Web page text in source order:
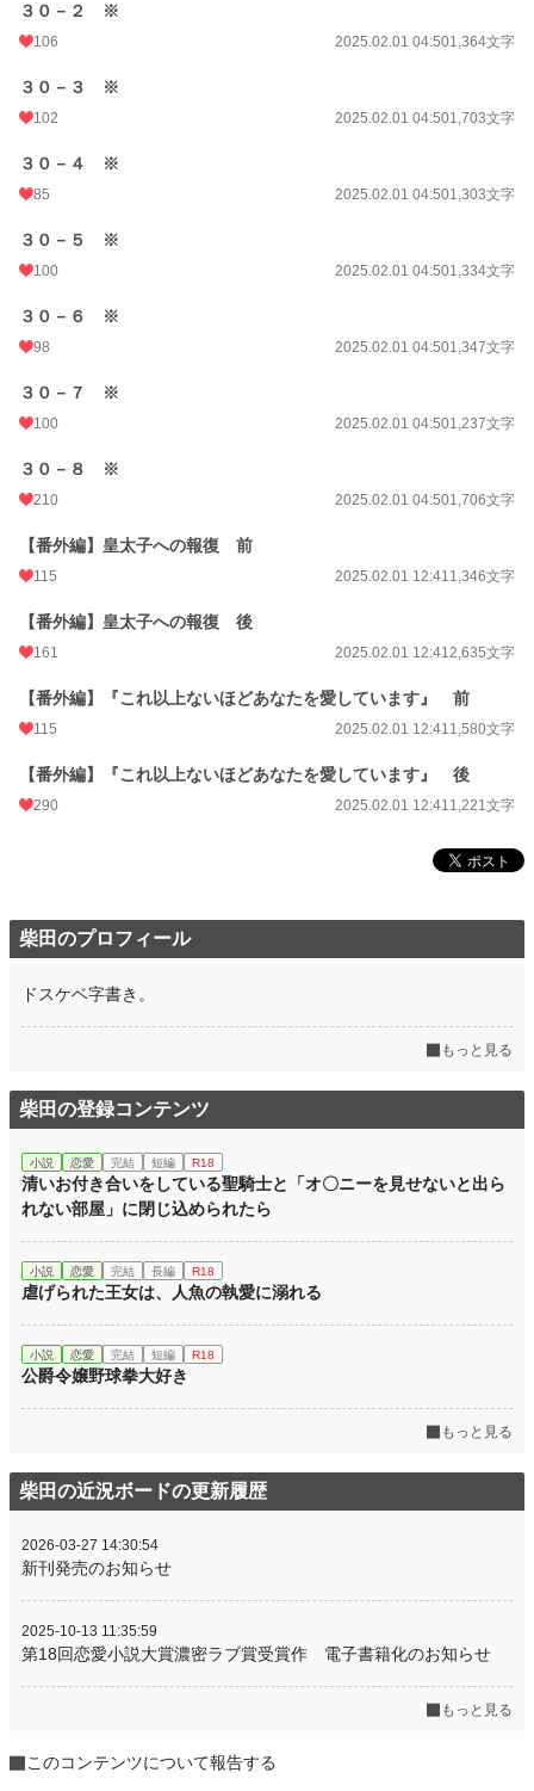
３０－２ ※
106 2025.02.01 04:501,364文字
３０－３ ※
102 2025.02.01 04:501,703文字
３０－４ ※
85 2025.02.01 04:501,303文字
３０－５ ※
100 2025.02.01 04:501,334文字
３０－６ ※
98 2025.02.01 04:501,347文字
３０－７ ※
100 2025.02.01 04:501,237文字
３０－８ ※
210 2025.02.01 04:501,706文字
【番外編】皇太子への報復 前
115 2025.02.01 12:411,346文字
【番外編】皇太子への報復 後
161 2025.02.01 12:412,635文字
【番外編】『これ以上ないほどあなたを愛しています』 前
115 2025.02.01 12:411,580文字
【番外編】『これ以上ないほどあなたを愛しています』 後
290 2025.02.01 12:411,221文字
柴田のプロフィール
ドスケベ字書き。
もっと見る
柴田の登録コンテンツ
小説 恋愛 完結 短編 R18
清いお付き合いをしている聖騎士と「オ〇ニーを見せないと出ら
れない部屋」に閉じ込められたら
小説 恋愛 完結 長編 R18
虐げられた王女は、人魚の執愛に溺れる
小説 恋愛 完結 短編 R18
公爵令嬢野球拳大好き
もっと見る
柴田の近況ボードの更新履歴
2026-03-27 14:30:54
新刊発売のお知らせ
2025-10-13 11:35:59
第18回恋愛小説大賞濃密ラブ賞受賞作 電子書籍化のお知らせ
もっと見る
このコンテンツについて報告する